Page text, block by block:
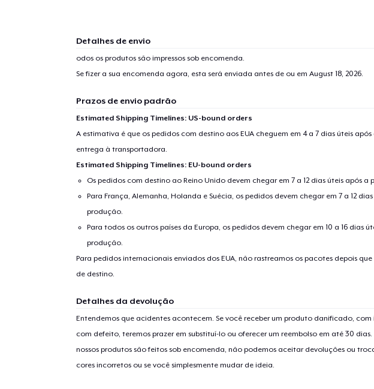
Detalhes de envio
odos os produtos são impressos sob encomenda.
Se fizer a sua encomenda agora, esta será enviada antes de ou em August 18, 2026.
Prazos de envio padrão
Estimated Shipping Timelines: US-bound orders
A estimativa é que os pedidos com destino aos EUA cheguem em 4 a 7 dias úteis
entrega à transportadora.
Estimated Shipping Timelines: EU-bound orders
Os pedidos com destino ao Reino Unido devem chegar em 7 a 12 dias úteis após a
Para França, Alemanha, Holanda e Suécia, os pedidos devem chegar em 7 a 12
produção.
Para todos os outros países da Europa, os pedidos devem chegar em 10 a 16 dias
produção.
Para pedidos internacionais enviados dos EUA, não rastreamos os pacotes depois
de destino.
Detalhes da devolução
Entendemos que acidentes acontecem. Se você receber um produto danificado, com
com defeito, teremos prazer em substituí-lo ou oferecer um reembolso em até 30
nossos produtos são feitos sob encomenda, não podemos aceitar devoluções ou
cores incorretos ou se você simplesmente mudar de ideia.